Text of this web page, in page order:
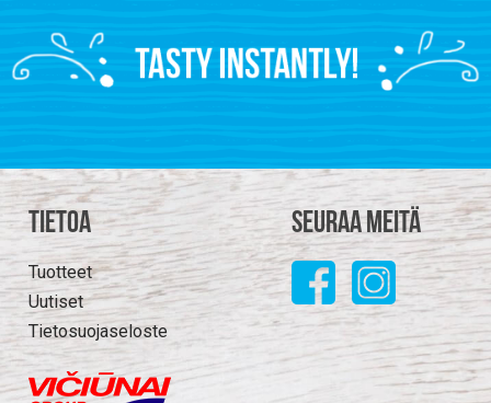
Tietoa
Tuotteet
Uutiset
Tietosuojaseloste
Seuraa meitä